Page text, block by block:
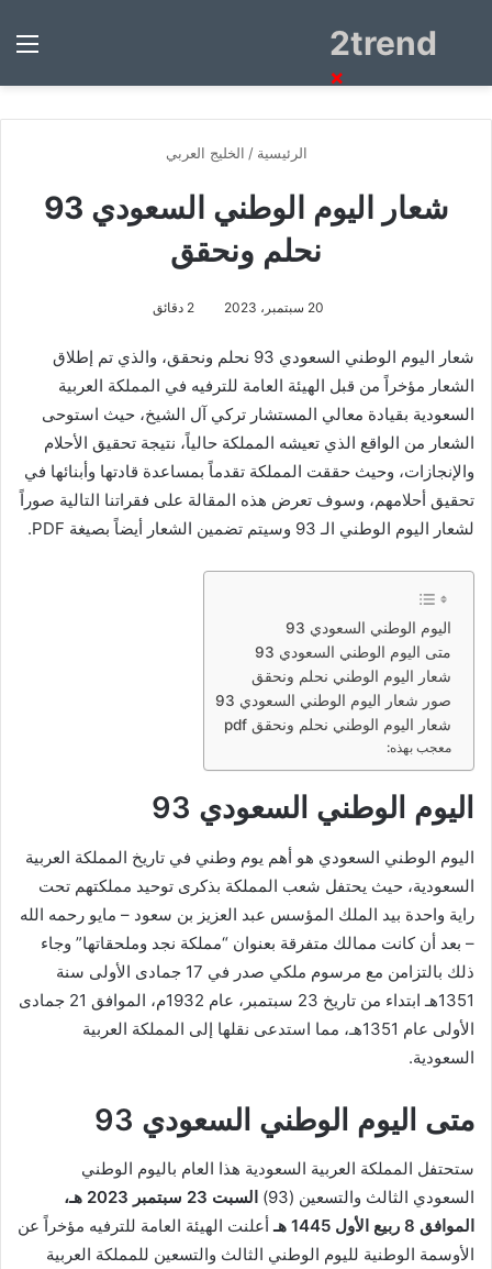
2trendبحث
الرئيسية / الخليج العربي
شعار اليوم الوطني السعودي 93
نحلم ونحقق
20 سبتمبر، 2023 2 دقائق
شعار اليوم الوطني السعودي 93 نحلم ونحقق، والذي
تم إطلاق
الشعار مؤخراً من قبل الهيئة العامة للترفيه في المملكة العربية
السعودية بقيادة معالي المستشار تركي آل الشيخ، حيث استوحى
الشعار من الواقع الذي تعيشه المملكة حالياً، نتيجة تحقيق الأحلام
والإنجازات، وحيث حققت المملكة تقدماً بمساعدة قادتها وأبنائها في
تحقيق أحلامهم، وسوف تعرض هذه المقالة على فقراتنا التالية صوراً
لشعار اليوم الوطني الـ 93 وسيتم تضمين الشعار أيضاً بصيغة PDF.
اليوم الوطني السعودي 93
متى اليوم الوطني السعودي 93
شعار اليوم الوطني نحلم ونحقق
صور شعار اليوم الوطني السعودي 93
شعار اليوم الوطني نحلم ونحقق pdf
معجب بهذه:
اليوم الوطني السعودي 93
اليوم الوطني السعودي هو أهم يوم وطني في تاريخ المملكة العربية
السعودية، حيث يحتفل شعب المملكة بذكرى توحيد مملكتهم تحت
راية واحدة بيد الملك المؤسس عبد العزيز بن سعود – مايو رحمه الله
– بعد أن كانت ممالك متفرقة بعنوان “مملكة نجد وملحقاتها” وجاء
ذلك بالتزامن مع مرسوم ملكي صدر في 17 جمادى الأولى سنة
1351هـ ابتداء من تاريخ 23 سبتمبر، عام 1932م، الموافق 21 جمادى
الأولى عام 1351هـ، مما استدعى نقلها إلى المملكة العربية
السعودية.
متى اليوم الوطني السعودي 93
ستحتفل المملكة العربية السعودية هذا العام باليوم الوطني
السعودي الثالث والتسعين (93)
السبت 23 سبتمبر 2023 هـ،
الموافق 8 ربيع الأول 1445 هـ
أعلنت الهيئة العامة للترفيه مؤخراً عن
الأوسمة الوطنية لليوم الوطني الثالث والتسعين للمملكة العربية
×